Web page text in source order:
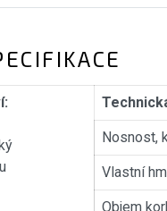
Nosnost,
Vlastní
Objem